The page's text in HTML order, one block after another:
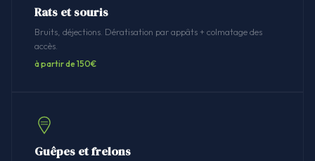
Rats et souris
Bruits, déjections. Dératisation par appâts + colmatage des
accès.
à partir de 150€
Guêpes et frelons